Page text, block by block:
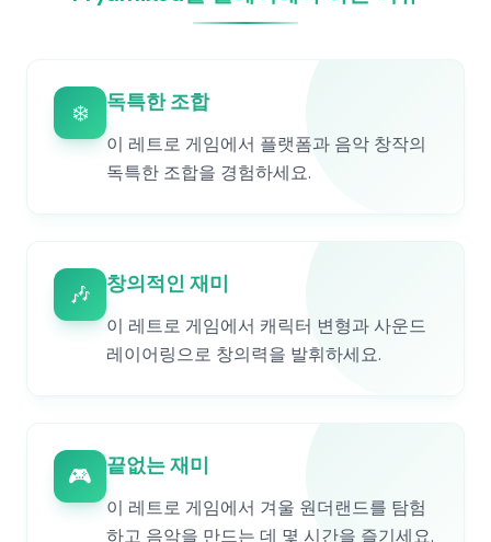
❄️ 독특한 조합
이 레트로 게임에서 플랫폼과 음악 창작의
독특한 조합을 경험하세요.
🎶 창의적인 재미
이 레트로 게임에서 캐릭터 변형과 사운드
레이어링으로 창의력을 발휘하세요.
🎮 끝없는 재미
이 레트로 게임에서 겨울 원더랜드를 탐험
하고 음악을 만드는 데 몇 시간을 즐기세요.